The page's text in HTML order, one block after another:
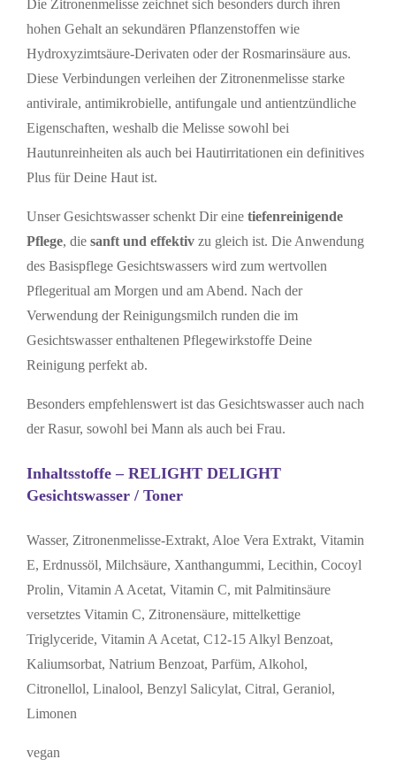
Die Zitronenmelisse zeichnet sich besonders durch ihren
hohen Gehalt an sekundären Pflanzenstoffen wie
Hydroxyzimtsäure-Derivaten oder der Rosmarinsäure aus.
Diese Verbindungen verleihen der Zitronenmelisse starke
antivirale, antimikrobielle, antifungale und antientzündliche
Eigenschaften, weshalb die Melisse sowohl bei
Hautunreinheiten als auch bei Hautirritationen ein definitives
Plus für Deine Haut ist.
Unser Gesichtswasser schenkt Dir eine tiefenreinigende
Pflege, die sanft und effektivzu gleich ist. Die Anwendung
des Basispflege Gesichtswassers wird zum wertvollen
Pflegeritual am Morgen und am Abend. Nach der
Verwendung der Reinigungsmilch runden die im
Gesichtswasser enthaltenen Pflegewirkstoffe Deine
Reinigung perfekt ab.
Besonders empfehlenswert ist das Gesichtswasser auch nach
der Rasur, sowohl bei Mann als auch bei Frau.
Inhaltsstoffe – RELIGHT DELIGHT
Gesichtswasser / Toner
Wasser, Zitronenmelisse-Extrakt, Aloe Vera Extrakt, Vitamin
E, Erdnussöl, Milchsäure, Xanthangummi, Lecithin, Cocoyl
Prolin, Vitamin A Acetat, Vitamin C, mit Palmitinsäure
versetztes Vitamin C, Zitronensäure, mittelkettige
Triglyceride, Vitamin A Acetat, C12-15 Alkyl Benzoat,
Kaliumsorbat, Natrium Benzoat, Parfüm, Alkohol,
Citronellol, Linalool, Benzyl Salicylat, Citral, Geraniol,
Limonen
vegan